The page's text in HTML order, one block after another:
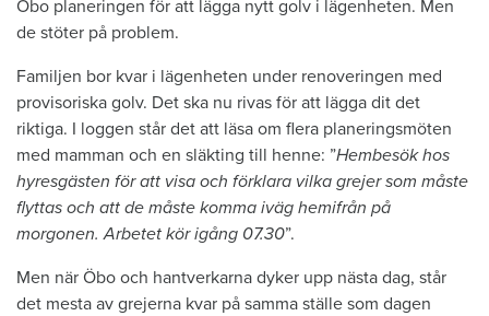
Öbo planeringen för att lägga nytt golv i lägenheten. Men
de stöter på problem.
Familjen bor kvar i lägenheten under renoveringen med
provisoriska golv. Det ska nu rivas för att lägga dit det
riktiga. I loggen står det att läsa om flera planeringsmöten
med mamman och en släkting till henne: ”Hembesök hos
hyresgästen för att visa och förklara vilka grejer som måste
flyttas och att de måste komma iväg hemifrån på
morgonen. Arbetet kör igång 07.30”.
Men när Öbo och hantverkarna dyker upp nästa dag, står
det mesta av grejerna kvar på samma ställe som dagen